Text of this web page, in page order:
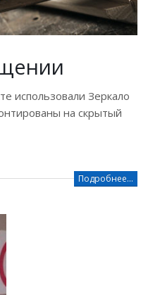
использовали Зеркало
на скрытый